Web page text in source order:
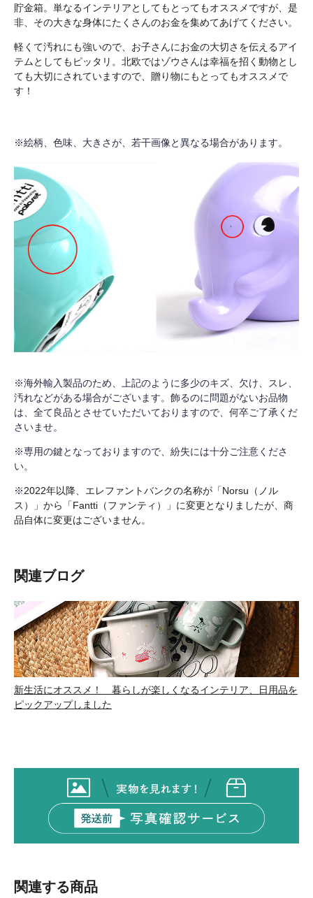
貯金箱。単なるインテリアとしてもとってもオススメですが、是
非、その大きな身体にたくさんのお金を集めてあげてください。
軽くて汚れにも強いので、お子さんにお金の大切さを伝えるアイ
テムとしてもピッタリ。北欧ではゾウさんは幸福を招く動物とし
ても大切にされていますので、贈り物にもとってもオススメで
す！
※絵柄、色味、大きさが、若干画像と異なる場合があります。
※海外輸入製品のため、上記のように多少のキズ、欠け、スレ、
汚れなどがある場合がございます。飾るのに問題がないお品物
は、全て良品とさせていただいておりますので、何卒ご了承くだ
さいませ。
※専用の鍵となっておりますので、紛失には十分ご注意くださ
い。
※2022年以降、エレファントバンクの名称が「Norsu（ノル
ス）」から「Fantti（ファンティ）」に変更となりましたが、商
品自体に変更はございません。
関連ブログ
新生活にオススメ！ 暮らしが楽しくなるインテリア、日用品を
ピックアップしました
関連する商品